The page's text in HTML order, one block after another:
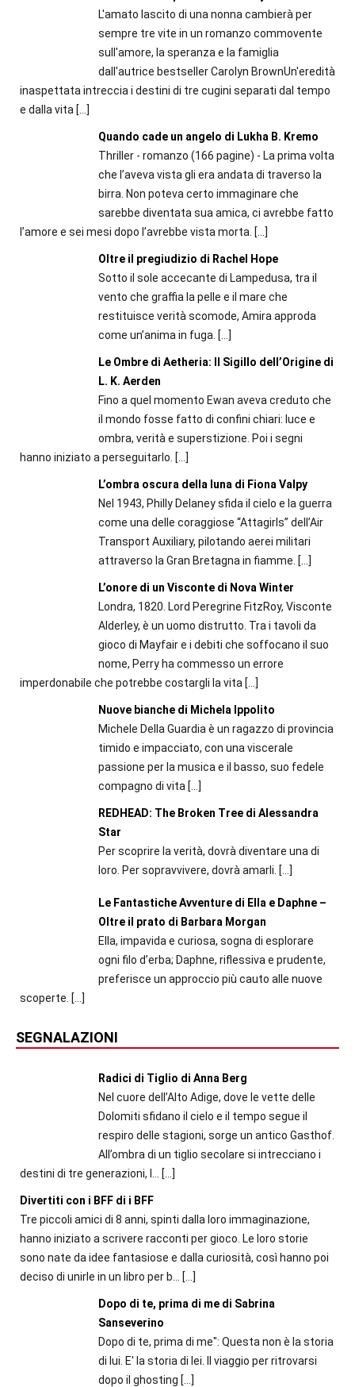
L'amato lascito di una nonna cambierà per
sempre tre vite in un romanzo commovente
sull'amore, la speranza e la famiglia
dall'autrice bestseller Carolyn BrownUn'eredità
inaspettata intreccia i destini di tre cugini separati dal tempo
e dalla vita […]
Quando cade un angelo di Lukha B. Kremo
Thriller - romanzo (166 pagine) - La prima volta
che l’aveva vista gli era andata di traverso la
birra. Non poteva certo immaginare che
sarebbe diventata sua amica, ci avrebbe fatto
l’amore e sei mesi dopo l’avrebbe vista morta. […]
Oltre il pregiudizio di Rachel Hope
Sotto il sole accecante di Lampedusa, tra il
vento che graffia la pelle e il mare che
restituisce verità scomode, Amira approda
come un’anima in fuga. […]
Le Ombre di Aetheria: Il Sigillo dell’Origine di
L. K. Aerden
Fino a quel momento Ewan aveva creduto che
il mondo fosse fatto di confini chiari: luce e
ombra, verità e superstizione. Poi i segni
hanno iniziato a perseguitarlo. […]
L’ombra oscura della luna di Fiona Valpy
Nel 1943, Philly Delaney sfida il cielo e la guerra
come una delle coraggiose “Attagirls” dell’Air
Transport Auxiliary, pilotando aerei militari
attraverso la Gran Bretagna in fiamme. […]
L’onore di un Visconte di Nova Winter
Londra, 1820. Lord Peregrine FitzRoy, Visconte
Alderley, è un uomo distrutto. Tra i tavoli da
gioco di Mayfair e i debiti che soffocano il suo
nome, Perry ha commesso un errore
imperdonabile che potrebbe costargli la vita […]
Nuove bianche di Michela Ippolito
Michele Della Guardia è un ragazzo di provincia
timido e impacciato, con una viscerale
passione per la musica e il basso, suo fedele
compagno di vita[…]
REDHEAD: The Broken Tree di Alessandra
Star
Per scoprire la verità, dovrà diventare una di
loro. Per sopravvivere, dovrà amarli. […]
Le Fantastiche Avventure di Ella e Daphne –
Oltre il prato di Barbara Morgan
Ella, impavida e curiosa, sogna di esplorare
ogni filo d’erba; Daphne, riflessiva e prudente,
preferisce un approccio più cauto alle nuove
scoperte. […]
SEGNALAZIONI
Radici di Tiglio di Anna Berg
Nel cuore dell’Alto Adige, dove le vette delle
Dolomiti sfidano il cielo e il tempo segue il
respiro delle stagioni, sorge un antico Gasthof.
All’ombra di un tiglio secolare si intrecciano i
destini di tre generazioni, l...
[…]
Divertiti con i BFF di i BFF
Tre piccoli amici di 8 anni, spinti dalla loro immaginazione,
hanno iniziato a scrivere racconti per gioco. Le loro storie
sono nate da idee fantasiose e dalla curiosità, così hanno poi
deciso di unirle in un libro per b...
[…]
Dopo di te, prima di me di Sabrina
Sanseverino
Dopo di te, prima di me": Questa non è la storia
di lui. E' la storia di lei. Il viaggio per ritrovarsi
dopo il ghosting […]